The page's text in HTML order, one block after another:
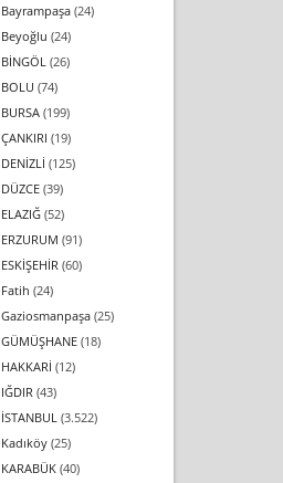
Bayrampaşa(24)
Beyoğlu (24)
BİNGÖL (26)
BOLU (74)
BURSA(199)
ÇANKIRI (19)
DENİZLİ (125)
DÜZCE(39)
ELAZIĞ(52)
ERZURUM (91)
ESKİŞEHİR (60)
Fatih (24)
Gaziosmanpaşa(25)
GÜMÜŞHANE(18)
HAKKARİ (12)
IĞDIR (43)
İSTANBUL (3.522)
Kadıköy(25)
KARABÜK(40)